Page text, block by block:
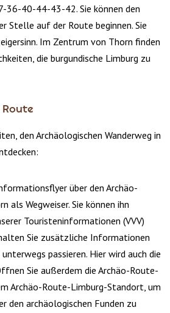
36-40-44-43-42. Sie können den
Stelle auf der Route beginnen. Sie
Im Zentrum von Thorn finden
die burgundische Limburg zu
Route
den Archäologischen Wanderweg in
über den Archäo-
als Wegweiser. Sie können ihn
Touristeninformationen (VVV)
Sie zusätzliche Informationen
passieren. Hier wird auch die
Sie außerdem die Archäo-Route-
Archäo-Route-Limburg-Standort, um
den archäologischen Funden zu